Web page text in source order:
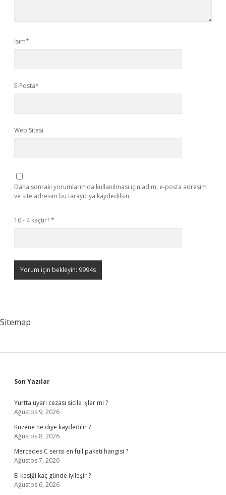
İsim*
E-Posta*
Web Sitesi
Daha sonraki yorumlarımda kullanılması için adım, e-posta adresim
ve site adresim bu tarayıcıya kaydedilsin.
10 - 4 kaçtır?*
Sitemap
Sidebar
Son Yazılar
Yurtta uyarı cezası sicile işler mi ?
Ağustos 9, 2026
Kuzene ne diye kaydedilir ?
Ağustos 8, 2026
Mercedes C serisi en full paketi hangisi ?
Ağustos 7, 2026
El kesiği kaç günde iyileşir ?
Ağustos 6, 2026